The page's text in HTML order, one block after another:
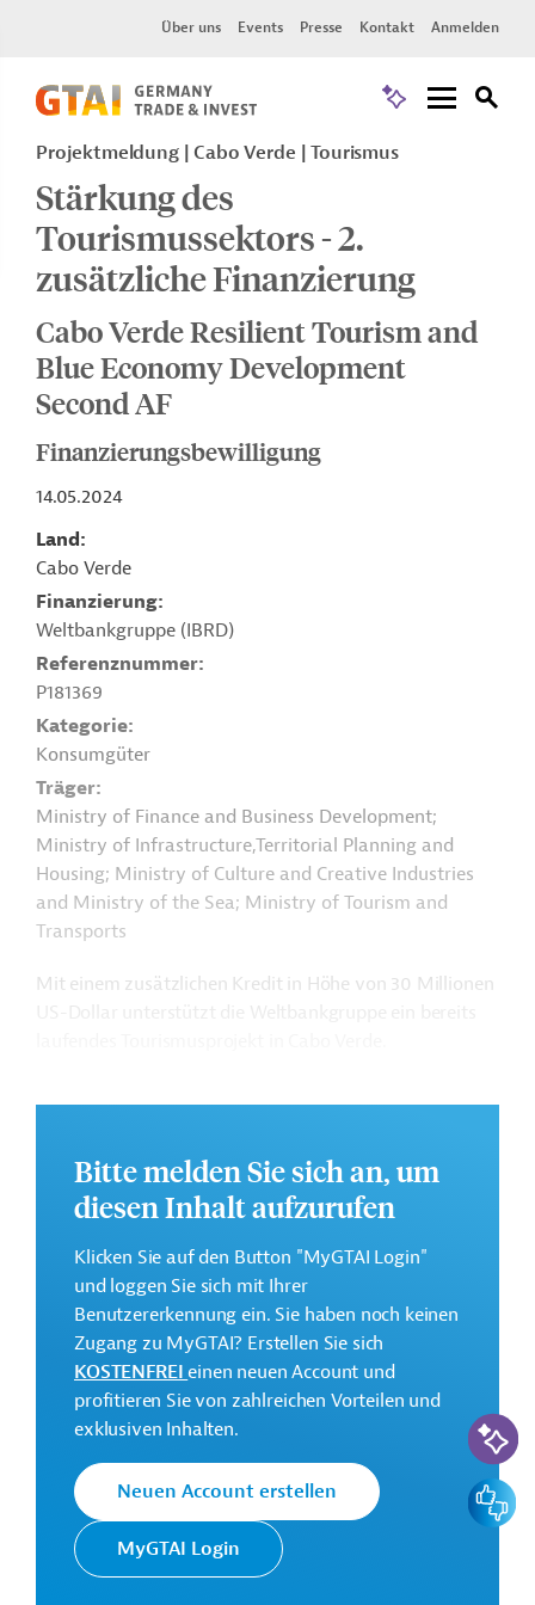
Über uns Events Presse Kontakt Anmelden
Projektmeldung Cabo Verde Tourismus
Stärkung des
Tourismussektors - 2.
zusätzliche Finanzierung
Cabo Verde Resilient Tourism and
Blue Economy Development
Second AF
Finanzierungsbewilligung
14.05.2024
Land
Cabo Verde
Finanzierung
Weltbankgruppe (IBRD)
Referenznummer
P181369
Kategorie
Konsumgüter
Träger
Ministry of Finance and Business Development;
Ministry of Infrastructure,Territorial Planning and
Housing; Ministry of Culture and Creative Industries
and Ministry of the Sea; Ministry of Tourism and
Transports
Mit einem zusätzlichen Kredit in Höhe von 30 Millionen
touristischen Wertschöpfungsketten in Cabo Verde.
Die Durchführung des Projekts ist bis Juni 2027 geplant.
Weitere Informationen zu dem Entwicklungsprojekt
finden Sie auf derWebseite der Weltbankgruppe
und im Originaldokument, das zum Download
bereitsteht.
GTAI informiert über die
W eltbankgruppe
Schwerpunkte, Regularien und praktische Hinweise zur
Gesamtkosten:
30 Millionen US-Dollar
Geberbeitrag:
Bitte melden Sie sich an, um
diesen Inhalt aufzurufen
Klicken Sie auf den Button "MyGTAI Login"
und loggen Sie sich mit Ihrer
Benutzererkennung ein. Sie haben noch keinen
Zugang zu MyGTAI? Erstellen Sie sich
KOSTENFREIeinen neuen Account und
profitieren Sie von zahlreichen Vorteilen und
exklusiven Inhalten.
Neuen Account erstellen
MyGTAI Login
KI-